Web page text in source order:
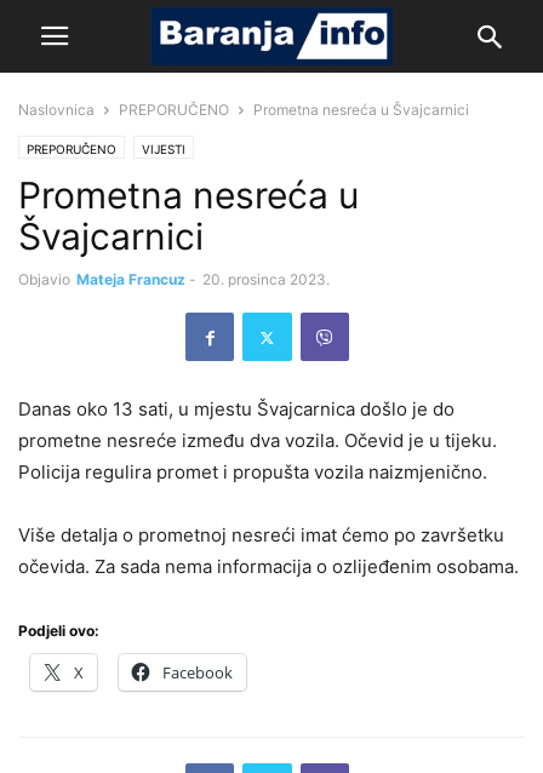
Naslovnica PREPORUČENO Prometna nesreća u Švajcarnici
PREPORUČENO VIJESTI
Prometna nesreća u
Švajcarnici
Objavio Mateja Francuz - 20. prosinca 2023.
Danas oko 13 sati, u mjestu Švajcarnica došlo je do
prometne nesreće između dva vozila. Očevid je u tijeku.
Policija regulira promet i propušta vozila naizmjenično.
Više detalja o prometnoj nesreći imat ćemo po završetku
očevida. Za sada nema informacija o ozlijeđenim osobama.
Podjeli ovo:
X Facebook